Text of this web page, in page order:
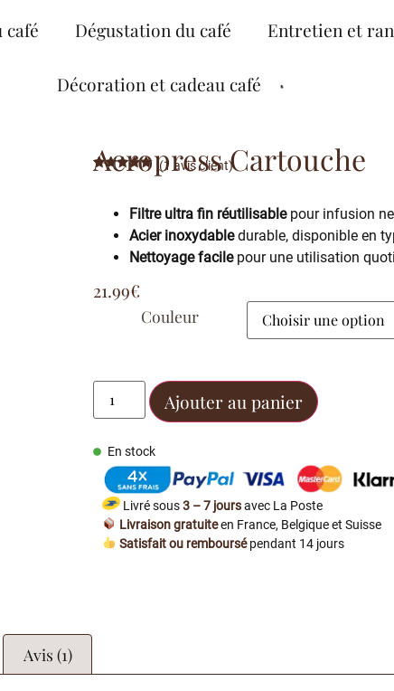
café Dégustation du café Entretien et
Décoration et cadeau café
Aeropress Cartouche
notation
(1 avis client)
Filtre ultra fin réutilisablepour infusion
Acier inoxydabledurable, disponible en
Nettoyage facilepour une utilisation
21.99€
Couleur
Ajouter au panier
En stock
Livré sous3 – 7 joursavec La Poste
Livraison gratuiteen France, Belgique et Suisse
Satisfait ou remboursépendant 14 jours
Avis (1)